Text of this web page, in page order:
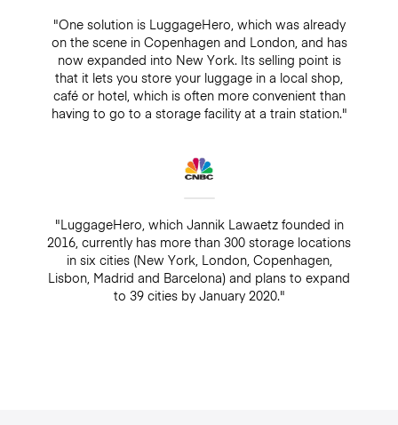
"One solution is LuggageHero, which was already
on the scene in Copenhagen and London, and has
now expanded into New York. Its selling point is
that it lets you store your luggage in a local shop,
café or hotel, which is often more convenient than
having to go to a storage facility at a train station."
"LuggageHero, which Jannik Lawaetz founded in
2016, currently has more than 300 storage locations
in six cities (New York, London, Copenhagen,
Lisbon, Madrid and Barcelona) and plans to expand
to 39 cities by January 2020."